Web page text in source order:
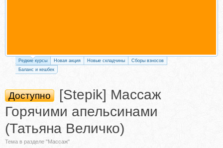
Редкие курсы Новая акция Новые складчины
Сборы взносов
Баланс и кешбек
Доступно
[Stepik] Массаж
Горячими апельсинами
(Татьяна Величко)
Тема в разделе "Массаж"